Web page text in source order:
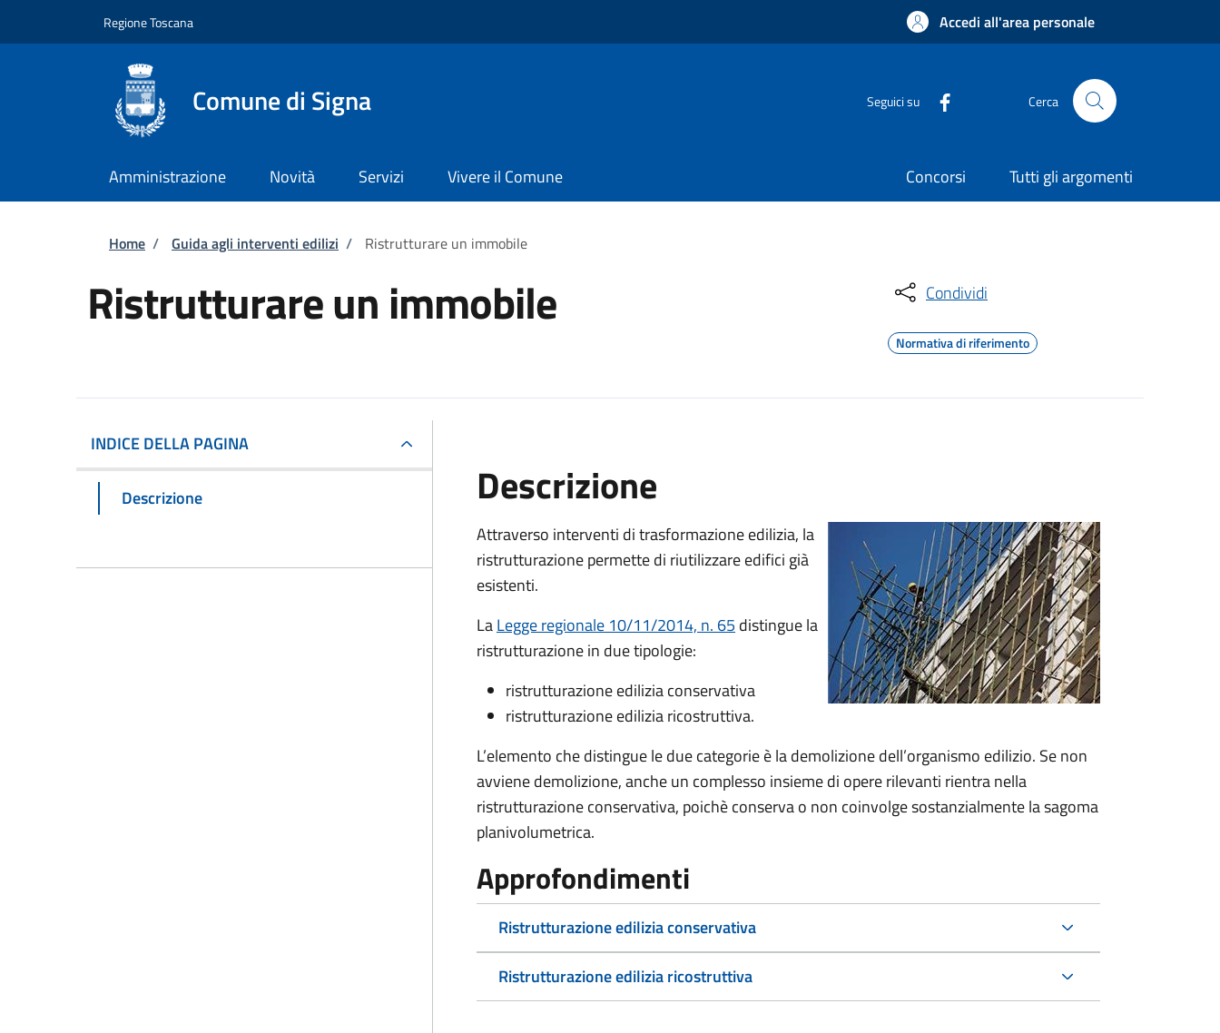
Regione Toscana Accedi all'area personale
Comune di Signa Seguici su Cerca
Amministrazione Novità Servizi Vivere il Comune Concorsi Tutti gli argomenti
Briciole di pane
Home / Guida agli interventi edilizi / Ristrutturare un immobile
Ristrutturare un immobile Condividi
Normativa di riferimento
INDICE DELLA PAGINA
Descrizione Descrizione
Attraverso interventi di trasformazione edilizia, la
ristrutturazione permette di riutilizzare edifici già
esistenti.
LaLegge regionale 10/11/2014, n. 65 distingue la
ristrutturazione in due tipologie:
ristrutturazione edilizia conservativa
ristrutturazione edilizia ricostruttiva.
L’elemento che distingue le due categorie è la demolizione dell’organismo edilizio. Se non
avviene demolizione, anche un complesso insieme di opere rilevanti rientra nella
ristrutturazione conservativa, poichè conserva o non coinvolge sostanzialmente la sagoma
planivolumetrica.
Approfondimenti
Ristrutturazione edilizia conservativa
Ristrutturazione edilizia ricostruttiva